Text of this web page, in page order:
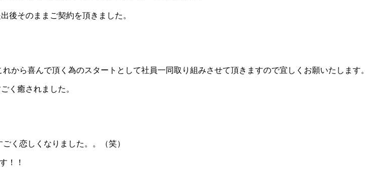
後そのままご契約を頂きました。
から喜んで頂く為のスタートとして社員一同取り組みさせて頂きますので宜しくお願いたします。
く癒されました。
く恋しくなりました。。（笑）
！！